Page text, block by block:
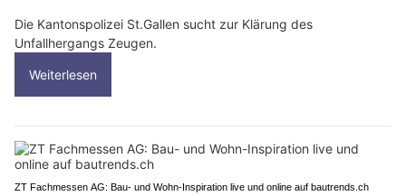
Die Kantonspolizei St.Gallen sucht zur Klärung des
Unfallhergangs Zeugen.
Weiterlesen
ZT Fachmessen AG: Bau- und Wohn-Inspiration live und online auf bautrends.ch